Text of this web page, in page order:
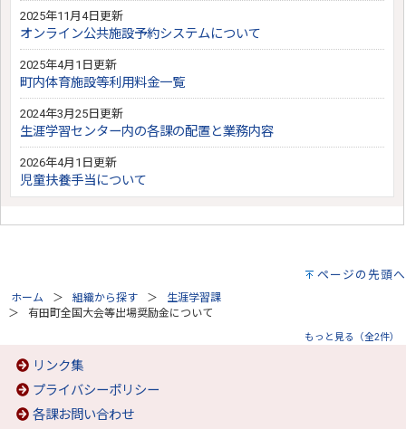
2025年11月4日更新
オンライン公共施設予約システムについて
2025年4月1日更新
町内体育施設等利用料金一覧
2024年3月25日更新
生涯学習センター内の各課の配置と業務内容
2026年4月1日更新
児童扶養手当について
ページの先頭へ
ホーム 組織から探す
生涯学習課
有田町全国大会等出場奨励金について
もっと見る（全2件）
リンク集
プライバシーポリシー
各課お問い合わせ